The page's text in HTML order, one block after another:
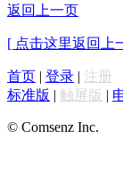
返回上一页
[ 点击这里返回上
首页 | 登录 | 注册
标准版 | 触屏版 |
© Comsenz Inc.